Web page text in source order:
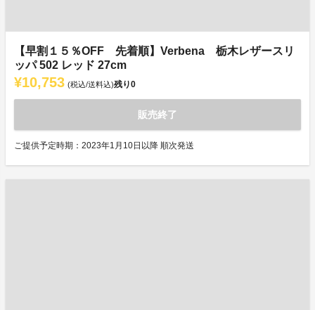
【早割１５％OFF 先着順】Verbena 栃木レザースリ
ッパ 502 レッド 27cm
¥10,753 (税込/送料込)残り0
販売終了
ご提供予定時期：2023年1月10日以降 順次発送